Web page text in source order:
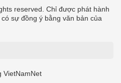
reserved. Chỉ được phát hành
sự đồng ý bằng văn bản của
VietNamNet